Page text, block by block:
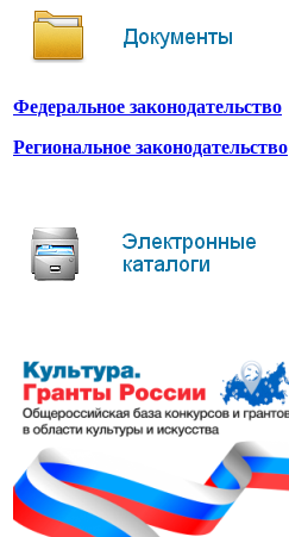
Федеральное законодательство
Региональное законодательство